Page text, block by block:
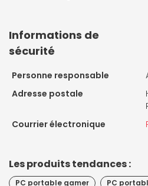
Informations de
sécurité
Personne responsable
Adresse postale
Courrier électronique
Les produits tendances :
PC portable gamer PC